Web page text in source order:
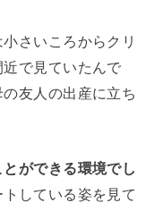
さいころからクリ
で見ていたんで
友人の出産に立ち
ができる環境でし
している姿を見て